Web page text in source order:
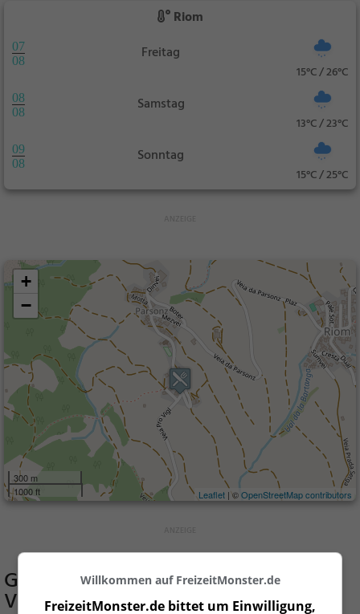
Riom
07
08
Freitag
15°C / 26°C
08
08
Samstag
13°C / 23°C
09
08
Sonntag
15°C / 25°C
+
−
300 m
1000 ft
Leaflet | ©OpenStreetMap contributors
Gaststätten in der Nähe vonBella
Vista
Willkommen auf FreizeitMonster.de
FreizeitMonster.de bittet um Einwilligung,